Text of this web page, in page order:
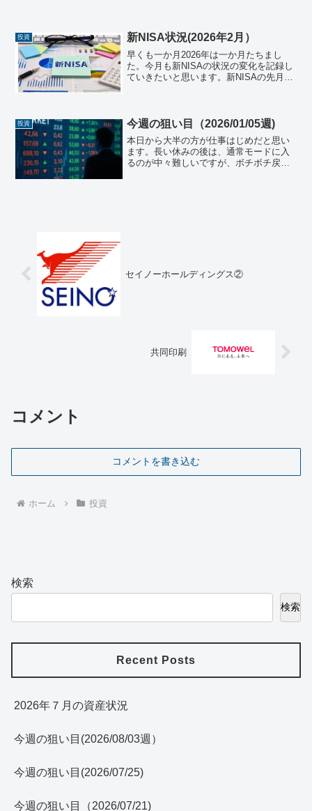
基本情報商号：西川ゴム工...
投資 新NISA状況(2026年2月）
早くも一か月2026年は一か月たちまし
た。今月も新NISAの状況の変化を記録し
ていきたいと思います。新NISAの先月か
投資 今週の狙い目（2026/01/05週)
本日から大半の方が仕事はじめだと思い
ます。長い休みの後は、通常モードに入
るのが中々難しいですが、ボチボチ戻れ
セイノーホールディングス②
共同印刷
コメント
コメントを書き込む
ホーム 投資
検索
検索
Recent Posts
2026年７月の資産状況
今週の狙い目(2026/08/03週）
今週の狙い目(2026/07/25)
今週の狙い目（2026/07/21)